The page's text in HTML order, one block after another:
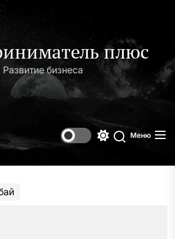
плюс
Развитие бизнеса
Поиск
Меню